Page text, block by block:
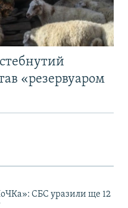
«резервуаром
СБС уразили ще 12